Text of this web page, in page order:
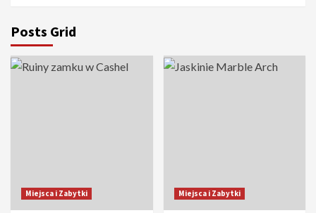
Posts Grid
Miejsca i Zabytki Miejsca i Zabytki